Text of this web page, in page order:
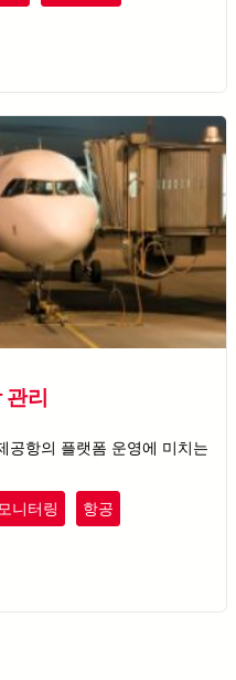
관리
공항의 플랫폼 운영에 미치는
니터링 항공